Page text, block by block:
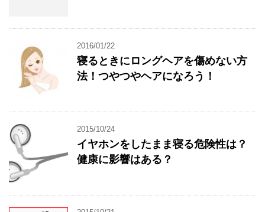
2016/01/22
寝るときにロングヘアを傷めない方
法！つやつやヘアになろう！
2015/10/24
イヤホンをしたまま寝る危険性は？
健康に影響はある？